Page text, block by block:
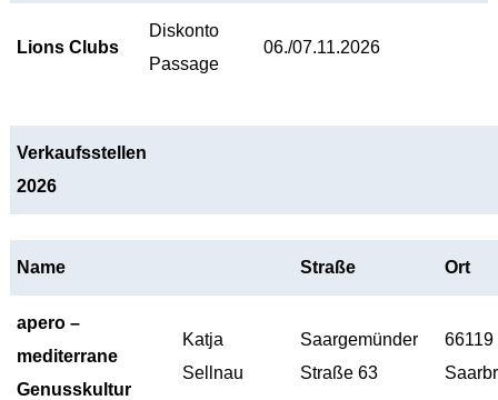
Lions Clubs
Diskonto
Passage
06./07.11.2026
Verkaufsstellen
2026
Name Straße Ort
apero –
mediterrane
Genusskultur
Katja
Sellnau
Saargemünder
Straße 63
66119